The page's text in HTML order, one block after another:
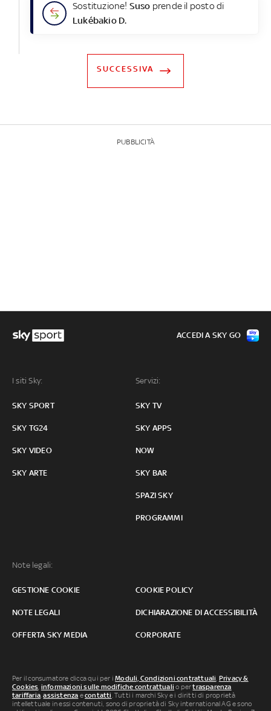
Sostituzione! Suso prende il posto di
Lukébakio D.
SUCCESSIVA
PUBBLICITÀ
I siti Sky:
SKY SPORT
SKY TG24
SKY VIDEO
SKY ARTE
Servizi:
SKY TV
SKY APPS
NOW
SKY BAR
SPAZI SKY
PROGRAMMI
Note legali:
GESTIONE COOKIE COOKIE POLICY
NOTE LEGALI DICHIARAZIONE DI ACCESSIBILITÀ
OFFERTA SKY MEDIA CORPORATE
ACCEDI A SKY GO
Per il consumatore clicca qui per iModuli, Condizioni contrattuali, Privacy &
Cookies, informazioni sulle modifiche contrattuali o pertrasparenza
tariffaria,assistenza econtatti. Tutti i marchi Sky e i diritti di proprietà
intellettuale in essi contenuti, sono di proprietà di Sky international AG e sono